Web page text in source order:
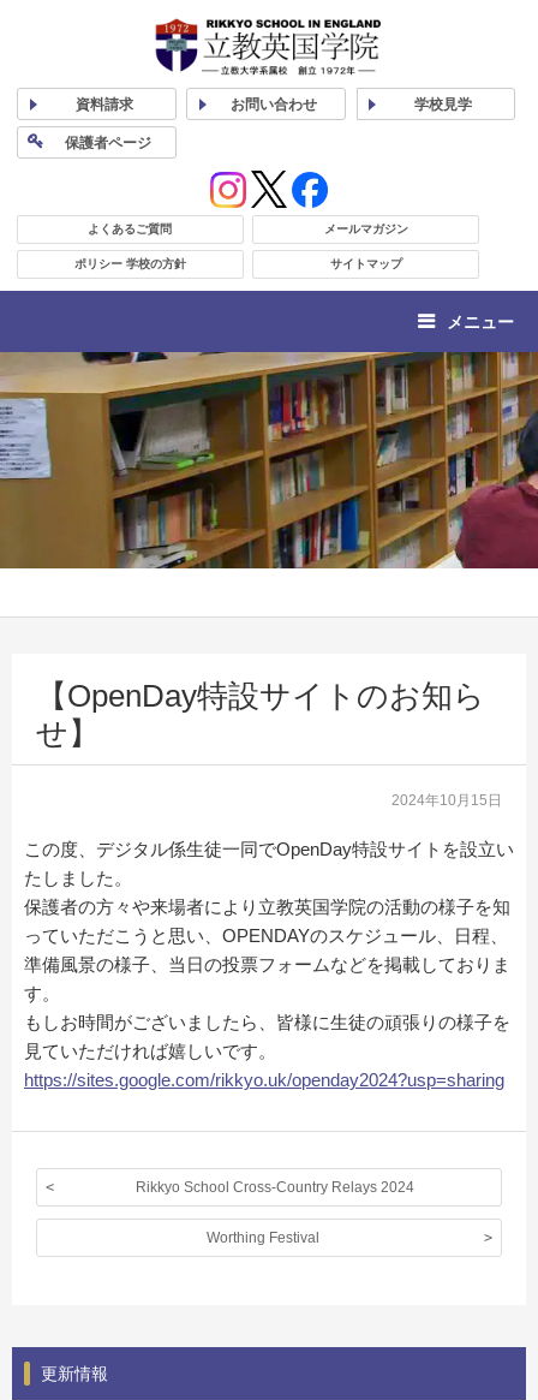
資料請求 お問い合わせ 学校見学
保護者ページ
よくあるご質問 メールマガジン
ポリシー 学校の方針 サイトマップ
メニュー
【OpenDay特設サイトのお知ら
せ】
2024年10月15日
この度、デジタル係生徒一同でOpenDay特設サイトを設立い
たしました。
保護者の方々や来場者により立教英国学院の活動の様子を知
っていただこうと思い、OPENDAYのスケジュール、日程、
準備風景の様子、当日の投票フォームなどを掲載しておりま
す。
もしお時間がございましたら、皆様に生徒の頑張りの様子を
見ていただければ嬉しいです。
https://sites.google.com/rikkyo.uk/openday2024?usp=sharing
Rikkyo School Cross-Country Relays 2024
Worthing Festival
更新情報